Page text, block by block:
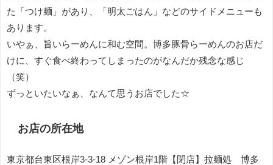
た「つけ麺」があり、「明太ごはん」などのサイドメニューも
あります。
いやぁ、旨いらーめんに和む空間。博多豚骨らーめんのお店だ
けに、すぐ食べ終わってしまったのがなんだか残念な感じ
（笑）
ずっといたいなぁ、なんて思うお店でした☆
お店の所在地
東京都台東区根岸3-3-18 メゾン根岸1階【閉店】拉麺処 博多